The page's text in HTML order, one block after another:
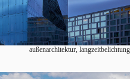
außenarchitektur, langzeitbelichtung